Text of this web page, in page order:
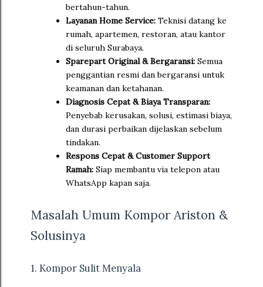
bertahun-tahun.
Layanan Home Service: Teknisi datang ke
rumah, apartemen, restoran, atau kantor
di seluruh Surabaya.
Sparepart Original & Bergaransi: Semua
penggantian resmi dan bergaransi untuk
keamanan dan ketahanan.
Diagnosis Cepat & Biaya Transparan:
Penyebab kerusakan, solusi, estimasi biaya,
dan durasi perbaikan dijelaskan sebelum
tindakan.
Respons Cepat & Customer Support
Ramah: Siap membantu via telepon atau
WhatsApp kapan saja.
Masalah Umum Kompor Ariston &
Solusinya
1. Kompor Sulit Menyala